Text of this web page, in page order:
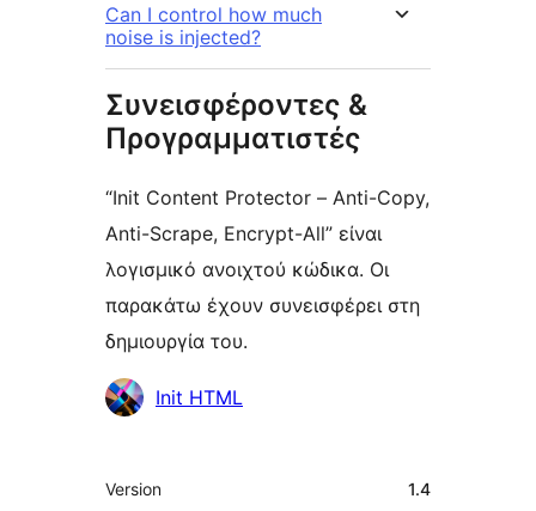
Can I control how much
noise is injected?
Συνεισφέροντες &
Προγραμματιστές
“Init Content Protector – Anti-Copy,
Anti-Scrape, Encrypt-All” είναι
λογισμικό ανοιχτού κώδικα. Οι
παρακάτω έχουν συνεισφέρει στη
δημιουργία του.
Συντελεστές
Init HTML
Μεταστοιχεία
Version 1.4